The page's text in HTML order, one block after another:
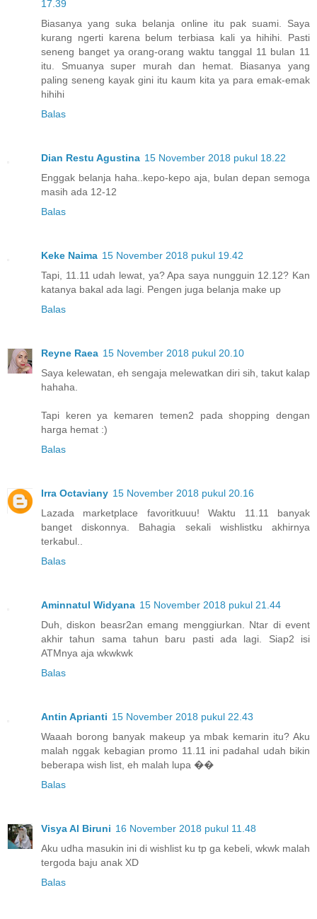
17.39
Biasanya yang suka belanja online itu pak suami. Saya
kurang ngerti karena belum terbiasa kali ya hihihi. Pasti
seneng banget ya orang-orang waktu tanggal 11 bulan 11
itu. Smuanya super murah dan hemat. Biasanya yang
paling seneng kayak gini itu kaum kita ya para emak-emak
hihihi
Balas
Dian Restu Agustina 15 November 2018 pukul 18.22
Enggak belanja haha..kepo-kepo aja, bulan depan semoga
masih ada 12-12
Balas
Keke Naima 15 November 2018 pukul 19.42
Tapi, 11.11 udah lewat, ya? Apa saya nungguin 12.12? Kan
katanya bakal ada lagi. Pengen juga belanja make up
Balas
Reyne Raea 15 November 2018 pukul 20.10
Saya kelewatan, eh sengaja melewatkan diri sih, takut kalap
hahaha.
Tapi keren ya kemaren temen2 pada shopping dengan
harga hemat :)
Balas
Irra Octaviany 15 November 2018 pukul 20.16
Lazada marketplace favoritkuuu! Waktu 11.11 banyak
banget diskonnya. Bahagia sekali wishlistku akhirnya
terkabul..
Balas
Aminnatul Widyana 15 November 2018 pukul 21.44
Duh, diskon beasr2an emang menggiurkan. Ntar di event
akhir tahun sama tahun baru pasti ada lagi. Siap2 isi
ATMnya aja wkwkwk
Balas
Antin Aprianti 15 November 2018 pukul 22.43
Waaah borong banyak makeup ya mbak kemarin itu? Aku
malah nggak kebagian promo 11.11 ini padahal udah bikin
beberapa wish list, eh malah lupa ��
Balas
Visya Al Biruni 16 November 2018 pukul 11.48
Aku udha masukin ini di wishlist ku tp ga kebeli, wkwk malah
tergoda baju anak XD
Balas